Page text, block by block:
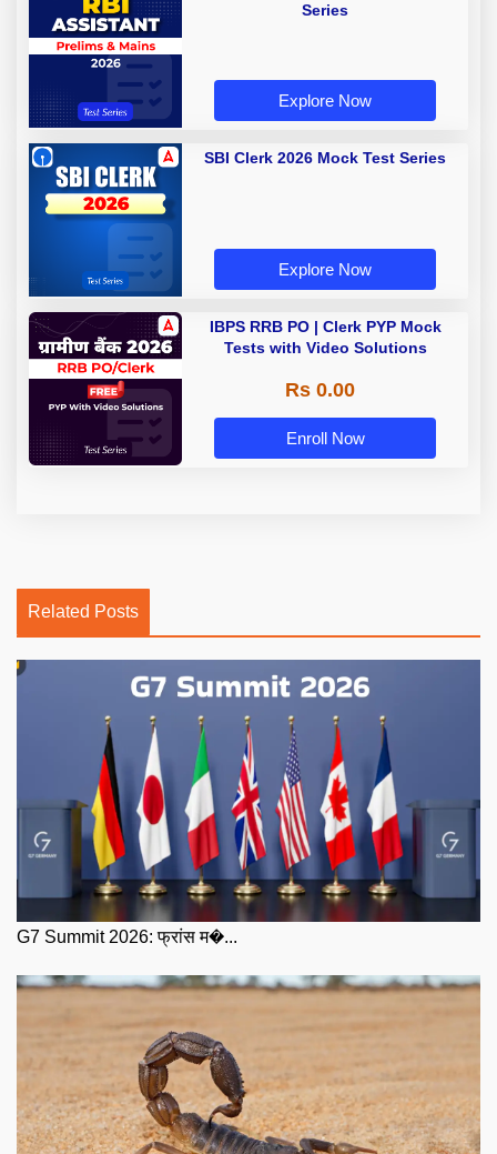
Series
Explore Now
SBI Clerk 2026 Mock Test Series
Explore Now
IBPS RRB PO | Clerk PYP Mock
Tests with Video Solutions
Rs 0.00
Enroll Now
Related Posts
G7 Summit 2026: फ्रांस म�...